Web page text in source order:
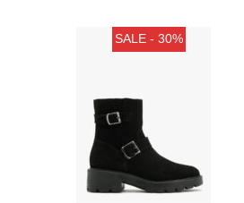
SALE - 30%